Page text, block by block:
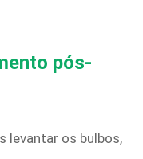
pós-
levantar os bulbos,